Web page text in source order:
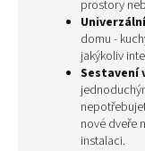
prostory
domu -
jakýkoliv
Sestavení
nové dveře
instalaci.